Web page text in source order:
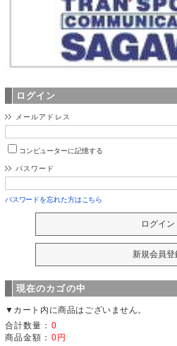
ログイン
メールアドレス
コンピューターに記憶する
パスワード
パスワードを忘れた方はこちら
現在のカゴの中
▼カート内に商品はございません。
合計数量： 0
商品金額： 0円